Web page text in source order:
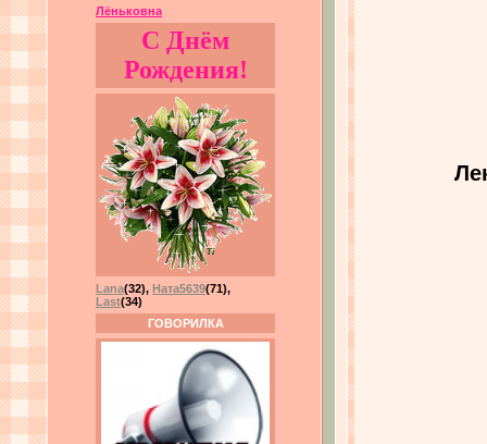
Лёньковна
С Днём
Рождения!
Lana(32), Ната5639(71),
Last(34)
ГОВОРИЛКА